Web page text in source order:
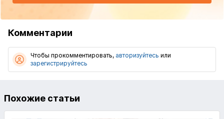
Комментарии
Чтобы прокомментировать, авторизуйтесь или
зарегистрируйтесь
Похожие статьи